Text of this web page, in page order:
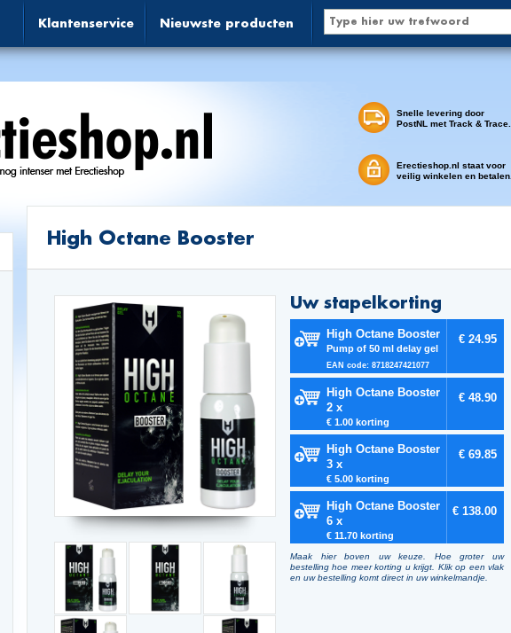
Klantenservice Nieuwste producten
Snelle levering door
PostNL met Track & Trace.
Erectieshop.nl staat voor
veilig winkelen en betalen.
High Octane Booster
Uw stapelkorting
High Octane Booster
Pump of 50 ml delay gel
EAN code: 8718247421077
€ 24.95
High Octane Booster
2 x
€ 1.00 korting
€ 48.90
High Octane Booster
3 x
€ 5.00 korting
€ 69.85
High Octane Booster
6 x
€ 11.70 korting
€ 138.00
Maak hier boven uw keuze. Hoe groter uw
bestelling hoe meer korting u krijgt. Klik op een vlak
en uw bestelling komt direct in uw winkelmandje.